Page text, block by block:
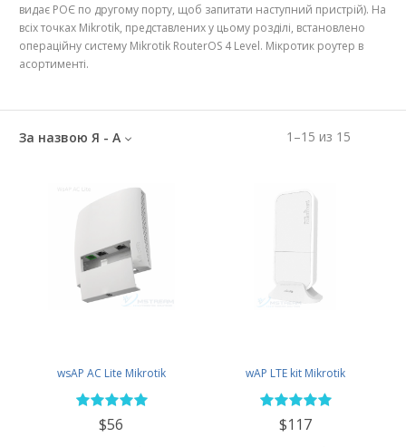
видає РОЄ по другому порту, щоб запитати наступний пристрій). На
всіх точках Mikrotik, представлених у цьому розділі, встановлено
операційну систему Mikrotik RouterOS 4 Level. Мікротик роутер в
асортименті.
1 –15 из 15
За назвою Я - А
wsAP AC Lite Mikrotik
$56
wAP LTE kit Mikrotik
$117